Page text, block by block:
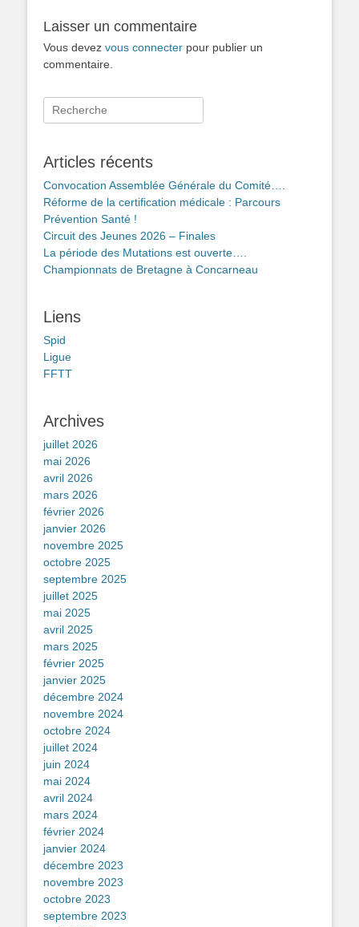
Laisser un commentaire
Vous devez vous connecter pour publier un
commentaire.
Rechercher :
Articles récents
Convocation Assemblée Générale du Comité….
Réforme de la certification médicale : Parcours
Prévention Santé !
Circuit des Jeunes 2026 – Finales
La période des Mutations est ouverte….
Championnats de Bretagne à Concarneau
Liens
Spid
Ligue
FFTT
Archives
juillet 2026
mai 2026
avril 2026
mars 2026
février 2026
janvier 2026
novembre 2025
octobre 2025
septembre 2025
juillet 2025
mai 2025
avril 2025
mars 2025
février 2025
janvier 2025
décembre 2024
novembre 2024
octobre 2024
juillet 2024
juin 2024
mai 2024
avril 2024
mars 2024
février 2024
janvier 2024
décembre 2023
novembre 2023
octobre 2023
septembre 2023